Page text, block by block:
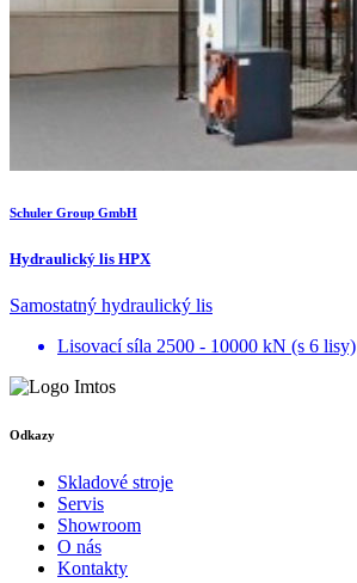
Schuler Group GmbH
Hydraulický lis HPX
Samostatný hydraulický lis
Lisovací síla 2500 - 10000 kN (s 6 lisy)
Odkazy
Skladové stroje
Servis
Showroom
O nás
Kontakty